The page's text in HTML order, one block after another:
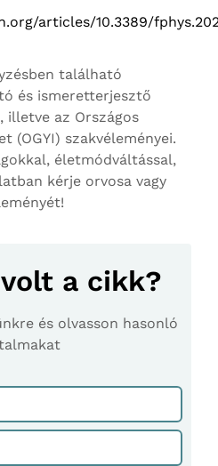
articles/10.3389/
található
és ismeretterjesztő
illetve az Országos
(OGYI) szakvéleményei.
életmódváltással,
kérje orvosa vagy
a cikk?
és olvasson hasonló